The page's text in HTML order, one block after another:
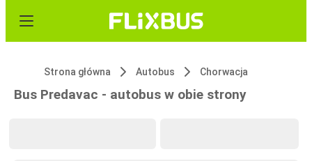
Strona główna Autobus Chorwacja
Bus Predavac - autobus w obie strony